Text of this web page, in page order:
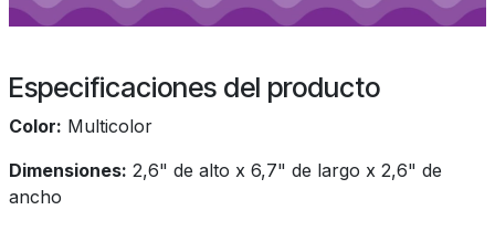
Especificaciones del producto
Color: Multicolor
Dimensiones: 2,6" de alto x 6,7" de largo x 2,6" de
ancho